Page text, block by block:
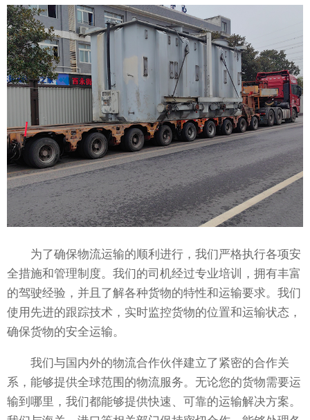
为了确保物流运输的顺利进行，我们严格执行各项安
全措施和管理制度。我们的司机经过专业培训，拥有丰富
的驾驶经验，并且了解各种货物的特性和运输要求。我们
使用先进的跟踪技术，实时监控货物的位置和运输状态，
确保货物的安全运输。
我们与国内外的物流合作伙伴建立了紧密的合作关
系，能够提供全球范围的物流服务。无论您的货物需要运
输到哪里，我们都能够提供快速、可靠的运输解决方案。